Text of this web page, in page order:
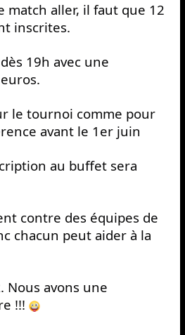
match aller, il faut que 12
inscrites.
19h avec une
le tournoi comme pour
avant le 1er juin
au buffet sera
contre des équipes de
chacun peut aider à la
Nous avons une
!!!